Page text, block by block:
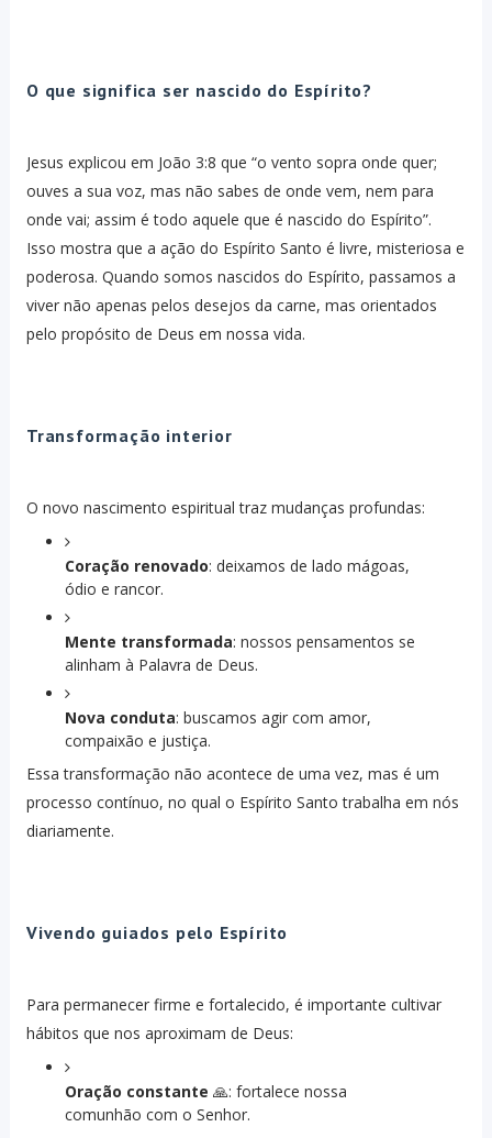
O que significa ser nascido do Espírito?
Jesus explicou em João 3:8 que “o vento sopra onde quer;
ouves a sua voz, mas não sabes de onde vem, nem para
onde vai; assim é todo aquele que é nascido do Espírito”.
Isso mostra que a ação do Espírito Santo é livre, misteriosa e
poderosa. Quando somos nascidos do Espírito, passamos a
viver não apenas pelos desejos da carne, mas orientados
pelo propósito de Deus em nossa vida.
Transformação interior
O novo nascimento espiritual traz mudanças profundas:
Coração renovado: deixamos de lado mágoas,
ódio e rancor.
Mente transformada: nossos pensamentos se
alinham à Palavra de Deus.
Nova conduta: buscamos agir com amor,
compaixão e justiça.
Essa transformação não acontece de uma vez, mas é um
processo contínuo, no qual o Espírito Santo trabalha em nós
diariamente.
Vivendo guiados pelo Espírito
Para permanecer firme e fortalecido, é importante cultivar
hábitos que nos aproximam de Deus:
Oração constante 🙏: fortalece nossa
comunhão com o Senhor.